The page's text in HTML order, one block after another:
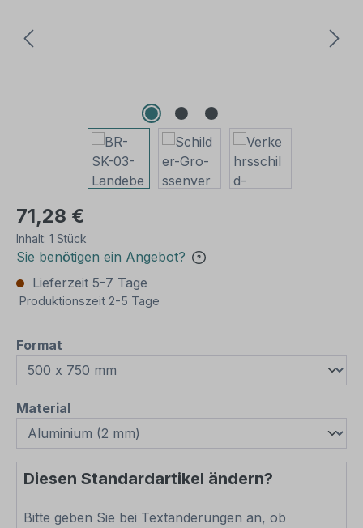
71,28 €
Inhalt: 1 Stück
Sie benötigen ein Angebot?
Lieferzeit 5-7 Tage
Produktionszeit 2-5 Tage
Format
Materialauswählen
Diesen Standardartikel ändern?
Bitte geben Sie bei Textänderungen an, ob